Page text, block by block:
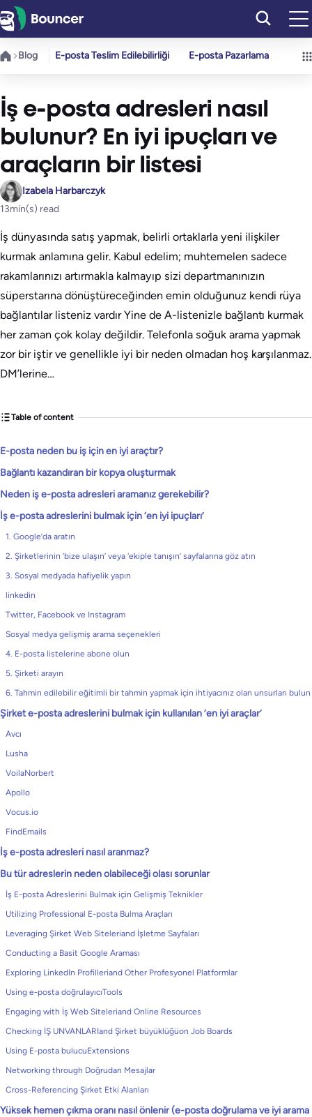
İçeriğe
geç
Blog E-posta Teslim Edilebilirliği E-posta Pazarlama
İş e-posta adresleri nasıl
bulunur? En iyi ipuçları ve
araçların bir listesi
Izabela Harbarczyk
13min(s) read
İş dünyasında satış yapmak, belirli ortaklarla yeni ilişkiler
kurmak anlamına gelir. Kabul edelim; muhtemelen sadece
rakamlarınızı artırmakla kalmayıp sizi departmanınızın
süperstarına dönüştüreceğinden emin olduğunuz kendi rüya
bağlantılar listeniz vardır Yine de A-listenizle bağlantı kurmak
her zaman çok kolay değildir. Telefonla soğuk arama yapmak
zor bir iştir ve genellikle iyi bir neden olmadan hoş karşılanmaz.
DM’lerine…
Table of content
E-posta neden bu iş için en iyi araçtır?
Bağlantı kazandıran bir kopya oluşturmak
Neden iş e-posta adresleri aramanız gerekebilir?
İş e-posta adreslerini bulmak için ‘en iyi ipuçları’
1. Google’da aratın
2. Şirketlerinin ‘bize ulaşın’ veya ‘ekiple tanışın’ sayfalarına göz atın
3. Sosyal medyada hafiyelik yapın
linkedin
Twitter, Facebook ve Instagram
Sosyal medya gelişmiş arama seçenekleri
4. E-posta listelerine abone olun
5. Şirketi arayın
6. Tahmin edilebilir eğitimli bir tahmin yapmak için ihtiyacınız olan unsurları bulun
Şirket e-posta adreslerini bulmak için kullanılan ‘en iyi araçlar’
Avcı
Lusha
VoilaNorbert
Apollo
Vocus.io
FindEmails
İş e-posta adresleri nasıl aranmaz?
Bu tür adreslerin neden olabileceği olası sorunlar
İş E-posta Adreslerini Bulmak için Gelişmiş Teknikler
Utilizing Professional E-posta Bulma Araçları
Leveraging Şirket Web Siteleriand İşletme Sayfaları
Conducting a Basit Google Araması
Exploring LinkedIn Profilleriand Other Profesyonel Platformlar
Using e-posta doğrulayıcıTools
Engaging with İş Web Siteleriand Online Resources
Checking İŞ UNVANLARIand Şirket büyüklüğüon Job Boards
Using E-posta bulucuExtensions
Networking through Doğrudan Mesajlar
Cross-Referencing Şirket Etki Alanları
Yüksek hemen çıkma oranı nasıl önlenir (e-posta doğrulama ve iyi arama